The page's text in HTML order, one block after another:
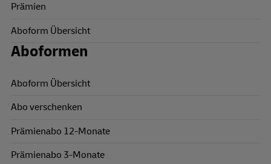
Prämien
Aboform Übersicht
Aboformen
Aboform Übersicht
Abo verschenken
Prämienabo 12-Monate
Prämienabo 3-Monate